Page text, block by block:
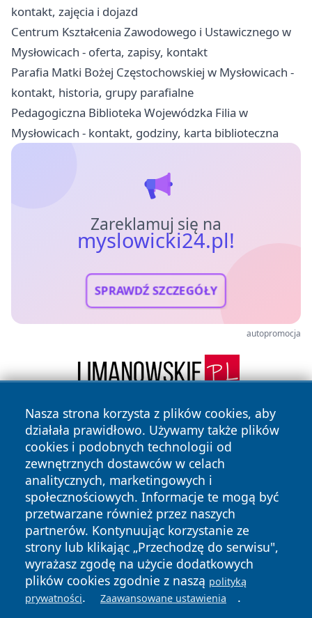
kontakt, zajęcia i dojazd
Centrum Kształcenia Zawodowego i Ustawicznego w
Mysłowicach - oferta, zapisy, kontakt
Parafia Matki Bożej Częstochowskiej w Mysłowicach -
kontakt, historia, grupy parafialne
Pedagogiczna Biblioteka Wojewódzka Filia w
Mysłowicach - kontakt, godziny, karta biblioteczna
Zareklamuj się na
myslowicki24.pl!
SPRAWDŹ SZCZEGÓŁY
autopromocja
Nasza strona korzysta z plików cookies, aby
działała prawidłowo. Używamy także plików
cookies i podobnych technologii od
zewnętrznych dostawców w celach
analitycznych, marketingowych i
społecznościowych. Informacje te mogą być
przetwarzane również przez naszych
partnerów. Kontynuując korzystanie ze
strony lub klikając „Przechodzę do serwisu",
wyrażasz zgodę na użycie dodatkowych
plików cookies zgodnie z naszą polityką
prywatności. Zaawansowane ustawienia .
Copyright © 2026 myslowicki24.pl Wszystkie prawa
zastrzeżone.
News Autorzy
Polityka
Prywatności
Polityka
Cookies